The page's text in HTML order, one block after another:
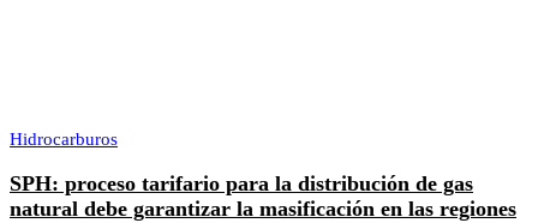
Hidrocarburos
SPH: proceso tarifario para la distribución de gas
natural debe garantizar la masificación en las regiones